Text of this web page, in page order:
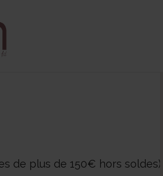
de plus de 150€ hors soldes).